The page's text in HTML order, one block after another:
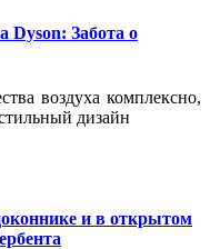
Dyson: Забота о
воздуха комплексно,
дизайн
и в открытом